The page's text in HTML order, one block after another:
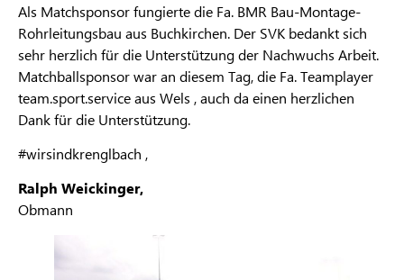
Als Matchsponsor fungierte die Fa. BMR Bau-Montage-
Rohrleitungsbau aus Buchkirchen. Der SVK bedankt sich
sehr herzlich für die Unterstützung der Nachwuchs Arbeit.
Matchballsponsor war an diesem Tag, die Fa. Teamplayer
team.sport.service aus Wels , auch da einen herzlichen
Dank für die Unterstützung.
#wirsindkrenglbach ,
Ralph Weickinger,
Obmann